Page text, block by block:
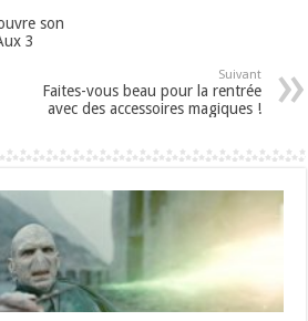
son
3
Suivant
Faites-vous beau pour la rentrée
avec des accessoires magiques !